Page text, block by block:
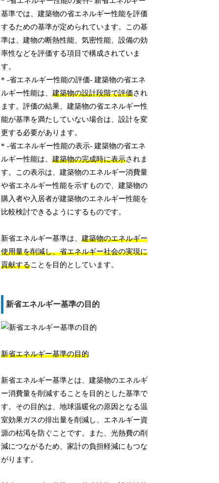
基準では、建築物の省エネルギー性能を評価
するための基準が定められています。この基
準は、建物の断熱性能、気密性能、設備の効
率性などを評価する項目で構成されていま
す。
* -省エネルギー性能の評価- 建築物の省エネ
ルギー性能は、建築物の設計段階で評価され
ます。評価の結果、建築物の省エネルギー性
能が基準を満たしていない場合は、設計を変
更する必要があります。
* -省エネルギー性能の表示- 建築物の省エネ
ルギー性能は、建築物の完成時に表示されま
す。この表示は、建築物のエネルギー消費量
や省エネルギー性能を示すもので、建築物の
購入者や入居者が建築物のエネルギー性能を
比較検討できるようにするものです。
新省エネルギー基準は、建築物のエネルギー
使用量を削減し、省エネルギー社会の実現に
貢献することを目的としています。
新省エネルギー基準の目的
新省エネルギー基準の目的
新省エネルギー基準とは、建築物のエネルギ
ー消費量を削減することを目的とした基準で
す。その目的は、地球温暖化の原因となる温
室効果ガスの排出量を削減し、エネルギー資
源の枯渇を防ぐことです。また、光熱費の削
減につながるため、家計の負担軽減にもつな
がります。